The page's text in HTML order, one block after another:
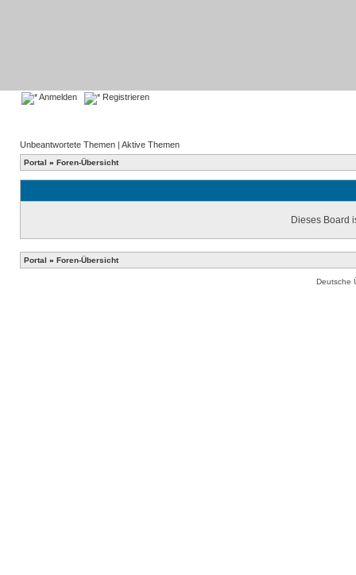
Anmelden Registrieren
Unbeantwortete Themen | Aktive Themen
Portal » Foren-Übersicht
Dieses Board
Portal » Foren-Übersicht
Deutsche